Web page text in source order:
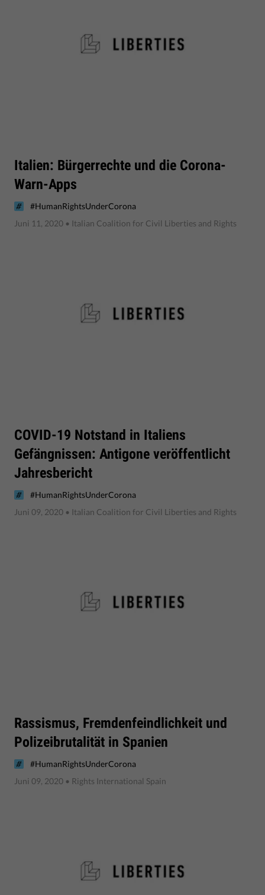
Italien: Bürgerrechte und die Corona-
Warn-Apps
#HumanRightsUnderCorona
Juni 11, 2020 • Italian Coalition for Civil Liberties and Rights
COVID-19 Notstand in Italiens
Gefängnissen: Antigone veröffentlicht
Jahresbericht
#HumanRightsUnderCorona
Juni 09, 2020 • Italian Coalition for Civil Liberties and Rights
Rassismus, Fremdenfeindlichkeit und
Polizeibrutalität in Spanien
#HumanRightsUnderCorona
Juni 09, 2020 • Rights International Spain